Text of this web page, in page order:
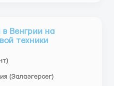
Венгрии на
техники
(Залаэгерсег)